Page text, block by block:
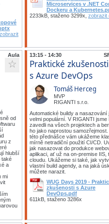
zobrazit
Microservices v .NET
Dockeru a
2233kB, staženo 3299x, zobrazit
Aula
☆
od
z
hlubší
také
a
mi
13:15 - 14:30
Praktické zkušenosti
s Azure DevOps
Tomáš Herceg
MVP
RIGANTI s.r.o.
Automatické buildy a nasazování
velmi populární. V RIGANTI jsme
zavedli na všech projektech a
ho jako naprostou samozřejmost.
této přednášce vám ukážeme
mírně netradiční použití CI/CD.
jak nasazovat do produkce
aplikaci, ať už na on-premise IIS,
cloudu. Ukážeme si také, jak
vlastní build agendy, a na jaká
můžete narazit.
WUG Days 2019 -
zkušenosti s Azure
DevOps.pdf
611kB, staženo 3286x